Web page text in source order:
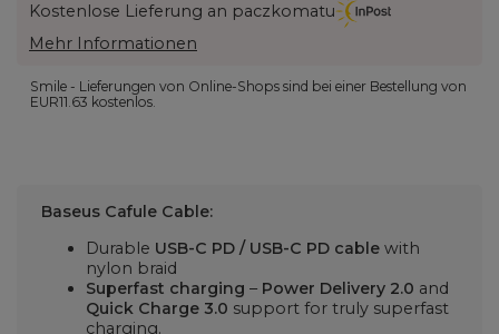
Kostenlose Lieferung an paczkomatu
Mehr Informationen
Smile - Lieferungen von Online-Shops sind bei einer Bestellung von
EUR11.63 kostenlos.
Baseus Cafule Cable:
Durable USB-C PD / USB-C PD cable with
nylon braid
Superfast charging – Power Delivery 2.0 and
Quick Charge 3.0 support for truly superfast
charging.